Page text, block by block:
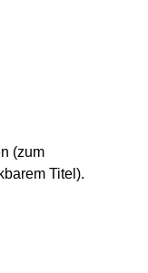
(zum
Titel).